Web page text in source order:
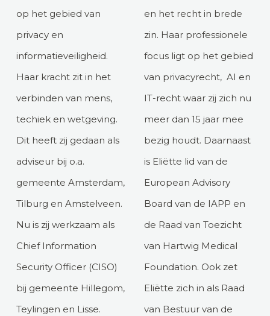
op het gebied van
privacy en
informatieveiligheid.
Haar kracht zit in het
verbinden van mens,
techiek en wetgeving.
Dit heeft zij gedaan als
adviseur bij o.a.
gemeente Amsterdam,
Tilburg en Amstelveen.
Nu is zij werkzaam als
Chief Information
Security Officer (CISO)
bij gemeente Hillegom,
Teylingen en Lisse.
en het recht in brede
zin. Haar professionele
focus ligt op het gebied
van privacyrecht, AI en
IT-recht waar zij zich nu
meer dan 15 jaar mee
bezig houdt. Daarnaast
is Eliëtte lid van de
European Advisory
Board van de IAPP en
de Raad van Toezicht
van Hartwig Medical
Foundation. Ook zet
Eliëtte zich in als Raad
van Bestuur van de